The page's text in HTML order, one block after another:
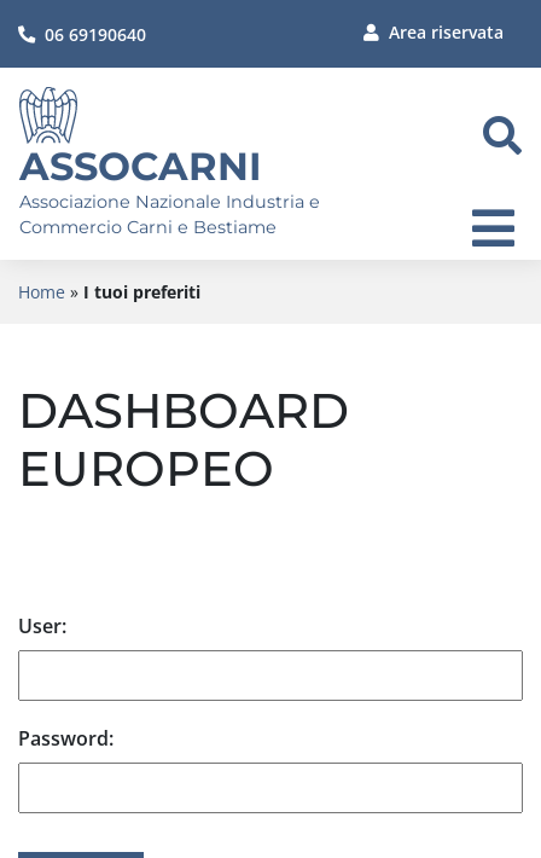
06 69190640 Area riservata
ASSOCARNI
Associazione Nazionale Industria e
Commercio Carni e Bestiame
Home » I tuoi preferiti
DASHBOARD
EUROPEO
Form login Area Riservata
User:
Password: